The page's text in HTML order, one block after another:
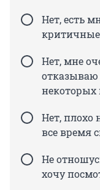
Нет, есть
критичные
Нет, мне
отказываю
некоторых
Нет, плохо
все время
Не
хочу